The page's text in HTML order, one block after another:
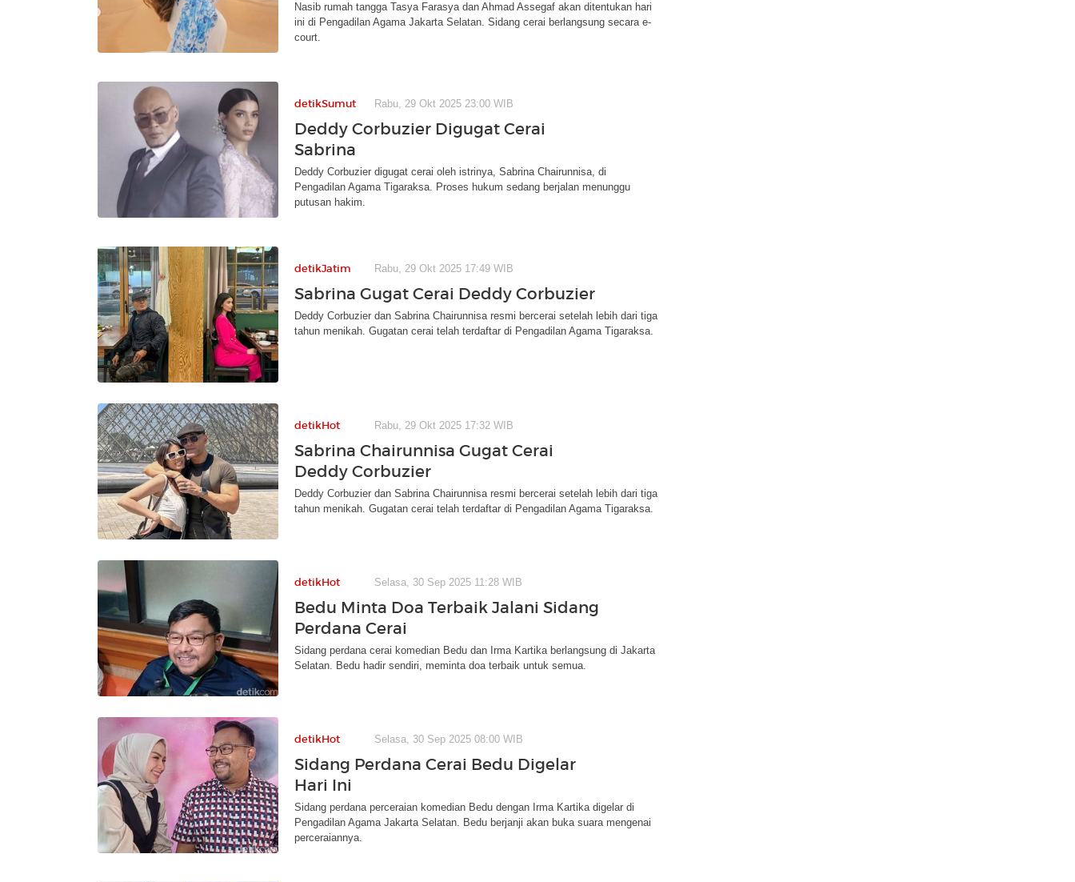
Nasib rumah tangga Tasya Farasya dan Ahmad Assegaf akan ditentukan hari
ini di Pengadilan Agama Jakarta Selatan. Sidang cerai berlangsung secara e-
court.
detikSumut Rabu, 29 Okt 2025 23:00 WIB
Deddy Corbuzier Digugat Cerai
Sabrina
Deddy Corbuzier digugat cerai oleh istrinya, Sabrina Chairunnisa, di
Pengadilan Agama Tigaraksa. Proses hukum sedang berjalan menunggu
putusan hakim.
detikJatim Rabu, 29 Okt 2025 17:49 WIB
Sabrina Gugat Cerai Deddy Corbuzier
Deddy Corbuzier dan Sabrina Chairunnisa resmi bercerai setelah lebih dari tiga
tahun menikah. Gugatan cerai telah terdaftar di Pengadilan Agama Tigaraksa.
detikHot Rabu, 29 Okt 2025 17:32 WIB
Sabrina Chairunnisa Gugat Cerai
Deddy Corbuzier
Deddy Corbuzier dan Sabrina Chairunnisa resmi bercerai setelah lebih dari tiga
tahun menikah. Gugatan cerai telah terdaftar di Pengadilan Agama Tigaraksa.
detikHot Selasa, 30 Sep 2025 11:28 WIB
Bedu Minta Doa Terbaik Jalani Sidang
Perdana Cerai
Sidang perdana cerai komedian Bedu dan Irma Kartika berlangsung di Jakarta
Selatan. Bedu hadir sendiri, meminta doa terbaik untuk semua.
detikHot Selasa, 30 Sep 2025 08:00 WIB
Sidang Perdana Cerai Bedu Digelar
Hari Ini
Sidang perdana perceraian komedian Bedu dengan Irma Kartika digelar di
Pengadilan Agama Jakarta Selatan. Bedu berjanji akan buka suara mengenai
perceraiannya.